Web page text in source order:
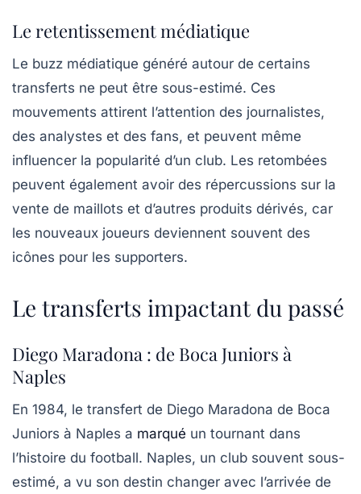
Le retentissement médiatique
Le buzz médiatique généré autour de certains
transferts ne peut être sous-estimé. Ces
mouvements attirent l’attention des journalistes,
des analystes et des fans, et peuvent même
influencer la popularité d’un club. Les retombées
peuvent également avoir des répercussions sur la
vente de maillots et d’autres produits dérivés, car
les nouveaux joueurs deviennent souvent des
icônes pour les supporters.
Le transferts impactant du passé
Diego Maradona : de Boca Juniors à
Naples
En 1984, le transfert de Diego Maradona de Boca
Juniors à Naples a marqué un tournant dans
l’histoire du football. Naples, un club souvent sous-
estimé, a vu son destin changer avec l’arrivée de